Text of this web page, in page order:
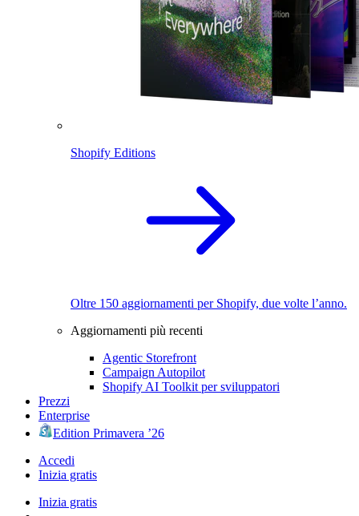
Shopify Editions
Oltre 150 aggiornamenti per Shopify, due volte l’anno.
Aggiornamenti più recenti
Agentic Storefront
Campaign Autopilot
Shopify AI Toolkit per sviluppatori
Prezzi
Enterprise
Edition Primavera ’26
Accedi
Inizia gratis
Inizia gratis